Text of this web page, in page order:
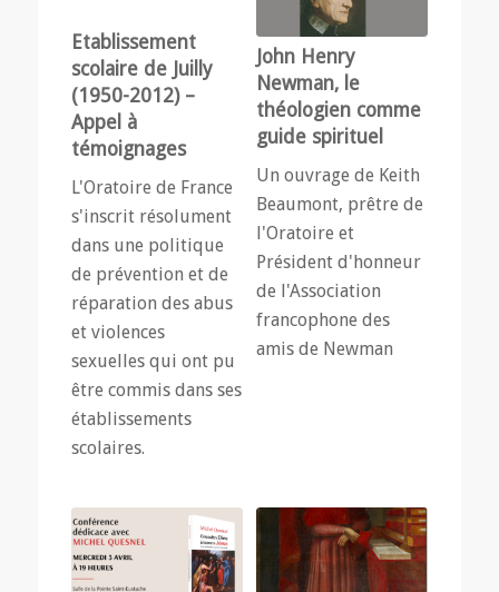
Etablissement
scolaire de Juilly
(1950-2012) –
Appel à
témoignages
L'Oratoire de France
s'inscrit résolument
dans une politique
de prévention et de
réparation des abus
et violences
sexuelles qui ont pu
être commis dans ses
établissements
scolaires.
John Henry
Newman, le
théologien comme
guide spirituel
Un ouvrage de Keith
Beaumont, prêtre de
l'Oratoire et
Président d'honneur
de l'Association
francophone des
amis de Newman